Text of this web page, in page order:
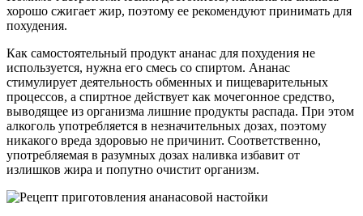
хорошо сжигает жир, поэтому ее рекомендуют принимать для
похудения.
Как самостоятельный продукт ананас для похудения не
используется, нужна его смесь со спиртом. Ананас
стимулирует деятельность обменных и пищеварительных
процессов, а спиртное действует как мочегонное средство,
выводящее из организма лишние продукты распада. При этом
алкоголь употребляется в незначительных дозах, поэтому
никакого вреда здоровью не причинит. Соответственно,
употребляемая в разумных дозах наливка избавит от
излишков жира и попутно очистит организм.